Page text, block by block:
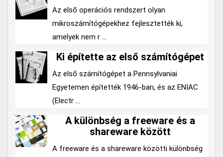
Az első operációs rendszert olyan
mikroszámítógépekhez fejlesztették ki,
amelyek nem r ...
Ki építette az első számítógépet
Az első számítógépet a Pennsylvaniai
Egyetemen építették 1946-ban, és az ENIAC
(Electr ...
A különbség a freeware és a
shareware között
A freeware és a shareware közötti különbség